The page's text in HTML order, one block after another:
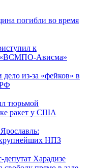
погибли во время
к
«ВСМПО-Ависма»
дело из-за «фейков» в
РФ
тюрьмой
ракет у США
крупнейших НПЗ
Харадизе